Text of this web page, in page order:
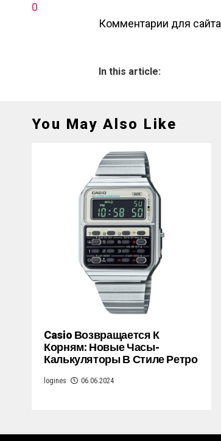
0
Комментарии для сайта
In this article:
You May Also Like
Casio Возвращается К
Корням: Новые Часы-
Калькуляторы В Стиле Ретро
logines 06.06.2024